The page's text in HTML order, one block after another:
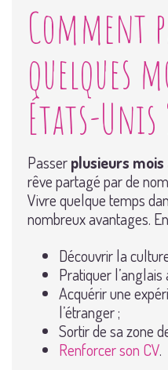
Comment
quelques
États-Unis
Passerplusieurs
rêve partagé par de
Vivre quelque temps
nombreux avantages.
Découvrir la
Pratiquer l’anglais
Acquérir une
l’étranger ;
Sortir de sa zone
Renforcer son CV.